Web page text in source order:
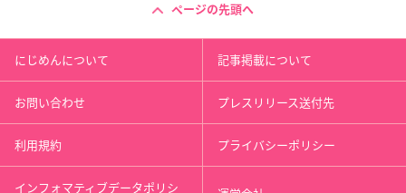
ページの先頭へ
にじめんについて 記事掲載について
お問い合わせ プレスリリース送付先
利用規約 プライバシーポリシー
インフォマティブデータポリシ